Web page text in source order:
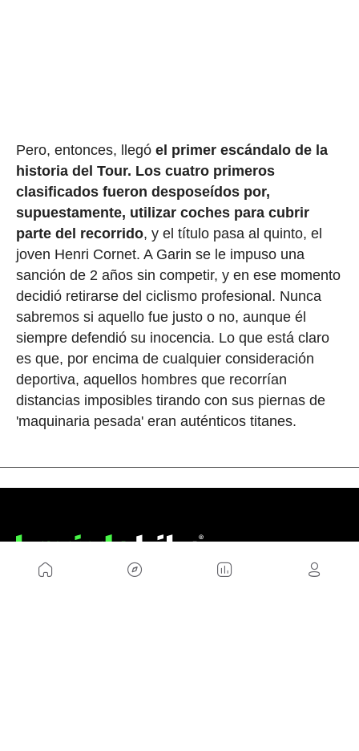
Pero, entonces, llegó el primer escándalo de la
historia del Tour. Los cuatro primeros
clasificados fueron desposeídos por,
supuestamente, utilizar coches para cubrir
parte del recorrido, y el título pasa al quinto, el
joven Henri Cornet. A Garin se le impuso una
sanción de 2 años sin competir, y en ese momento
decidió retirarse del ciclismo profesional. Nunca
sabremos si aquello fue justo o no, aunque él
siempre defendió su inocencia. Lo que está claro
es que, por encima de cualquier consideración
deportiva, aquellos hombres que recorrían
distancias imposibles tirando con sus piernas de
'maquinaria pesada' eran auténticos titanes.